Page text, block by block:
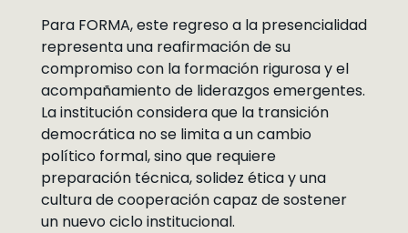
Para FORMA, este regreso a la presencialidad
representa una reafirmación de su
compromiso con la formación rigurosa y el
acompañamiento de liderazgos emergentes.
La institución considera que la transición
democrática no se limita a un cambio
político formal, sino que requiere
preparación técnica, solidez ética y una
cultura de cooperación capaz de sostener
un nuevo ciclo institucional.